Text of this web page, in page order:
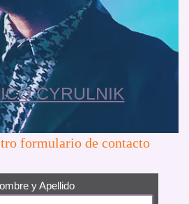
CYRULNIK
formulario de contacto
y Apellido